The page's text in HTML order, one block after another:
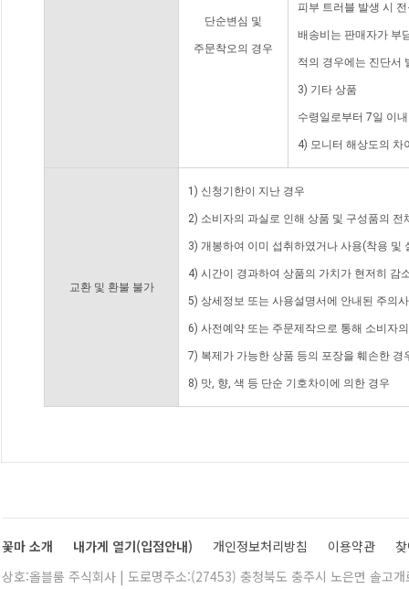
단순변심 및
주문착오의 경우
피부 트러블 발생 시
배송비는 판매자가 부
적의 경우에는 진단서
3) 기타 상품
수령일로부터 7일 이
4) 모니터 해상도의 차
교환 및 환불 불가
1) 신청기한이 지난 경우
2) 소비자의 과실로 인해 상품 및 구성품의
3) 개봉하여 이미 섭취하였거나 사용(착용 및
4) 시간이 경과하여 상품의 가치가 현저히 감
5) 상세정보 또는 사용설명서에 안내된 주의
6) 사전예약 또는 주문제작으로 통해 소비자
7) 복제가 가능한 상품 등의 포장을 훼손한 경
8) 맛, 향, 색 등 단순 기호차이에 의한 경우
꽃마 소개 내가게 열기(입점안내) 개인정보처리방침 이용약관
상호:올블룸 주식회사 | 도로명주소:(27453) 충청북도 충주시 노은면 솔고